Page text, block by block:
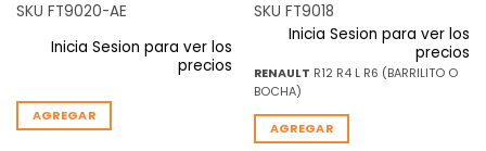
SKU FT9020-AE
Inicia Sesion para ver los
precios
AGREGAR
SKU FT9018
Inicia Sesion para ver los
precios
RENAULT R12 R4 L R6 (BARRILITO O
BOCHA)
AGREGAR